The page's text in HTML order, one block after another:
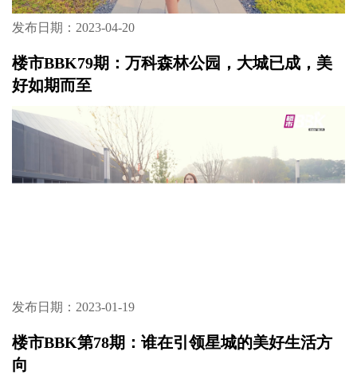
发布日期：2023-04-20
楼市BBK79期：万科森林公园，大城已成，美
好如期而至
发布日期：2023-01-19
楼市BBK第78期：谁在引领星城的美好生活方
向